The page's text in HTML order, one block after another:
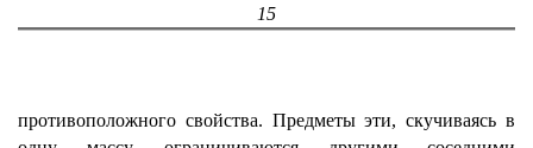
15
противоположного свойства. Предметы эти, скучиваясь в